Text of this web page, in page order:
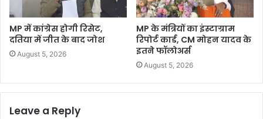
MP में कांग्रेस होगी रिसेट,
दतिया में जीत के बाद जोश
August 5, 2026
MP के मंत्रियों का इंस्टाग्राम
रिपोर्ट कार्ड, CM मोहन यादव के
इतने फॉलोअर्स
August 5, 2026
Leave a Reply